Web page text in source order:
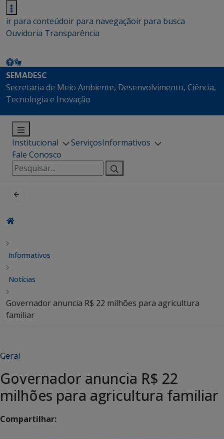
ir para conteúdoir para navegaçãoir para busca
Ouvidoria Transparência
SEMADESC
Secretaria de Meio Ambiente, Desenvolvimento, Ciência,
Tecnologia e Inovação
Institucional ServiçosInformativos
Fale Conosco
Pesquisar
por:
Informativos
Notícias
Governador anuncia R$ 22 milhões para agricultura
familiar
Geral
Governador anuncia R$ 22
milhões para agricultura familiar
Compartilhar: